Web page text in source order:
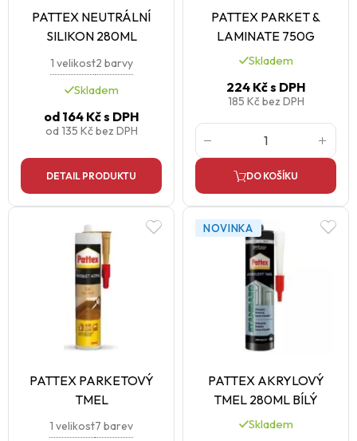
PATTEX NEUTRÁLNÍ
SILIKON 280ML
1 velikost2 barvy
Skladem
od164 Kčs DPH
od 135 Kčbez DPH
DETAIL PRODUKTU
PATTEX PARKET &
LAMINATE 750G
Skladem
224 Kčs DPH
185 Kčbez DPH
DO KOŠÍKU
PATTEX PARKETOVÝ
TMEL
1 velikost7 barev
NOVINKA
PATTEX AKRYLOVÝ
TMEL 280ML BÍLÝ
Skladem